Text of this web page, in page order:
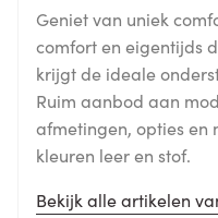
Geniet van uniek
comfort en eigentijds
krijgt de ideale
Ruim aanbod aan
afmetingen, opties en
kleuren leer en stof.
Bekijk alle artikelen